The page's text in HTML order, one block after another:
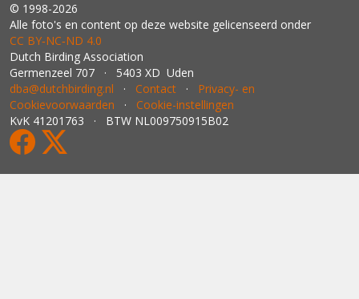
© 1998-2026
Alle foto's en content op deze website gelicenseerd onder
CC BY‑NC‑ND 4.0
Dutch Birding Association
Germenzeel 707 · 5403 XD Uden
dba@dutchbirding.nl · Contact · Privacy- en
Cookievoorwaarden · Cookie-instellingen
KvK 41201763 · BTW NL009750915B02